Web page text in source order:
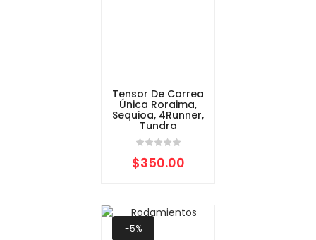
Tensor De Correa
Única Roraima,
Sequioa, 4Runner,
Tundra
$350.00
-5%